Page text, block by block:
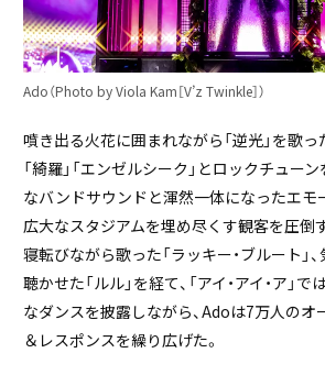
Ado（Photo by Viola Kam［V’z Twinkle］）
噴き出る火花に囲まれながら「逆光」を歌っ
「綺羅」「エンゼルシーク」とロックチュー
なバンドサウンドと渾然一体になったエモ
広大なスタジアムを埋め尽くす観客を圧倒
寝転びながら歌った「ラッキー・ブルート」
聴かせた「ルル」を経て、「アイ・アイ・ア」
なダンスを披露しながら、Adoは7万人のオ
＆レスポンスを繰り広げた。